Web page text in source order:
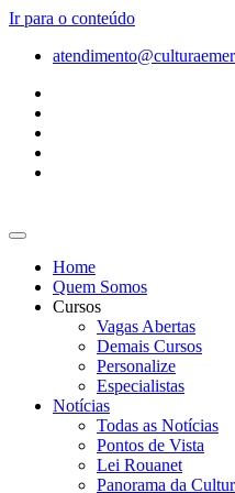
Ir para o conteúdo
Home
Quem Somos
Cursos
Vagas Abertas
Demais Cursos
Personalize
Especialistas
Notícias
Todas as Notícias
Pontos de Vista
Lei Rouanet
Panorama da